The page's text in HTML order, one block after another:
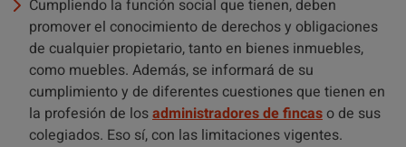
Cumpliendo la función social que tienen, deben
promover el conocimiento de derechos y obligaciones
de cualquier propietario, tanto en bienes inmuebles,
como muebles. Además, se informará de su
cumplimiento y de diferentes cuestiones que tienen en
la profesión de losadministradores de fincaso de sus
colegiados. Eso sí, con las limitaciones vigentes.